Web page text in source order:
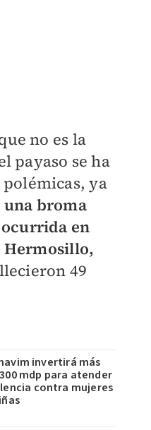
no es la
payaso se ha
ya
una broma
en
Hermosillo,
49
invertirá más
mdp para atender
contra mujeres